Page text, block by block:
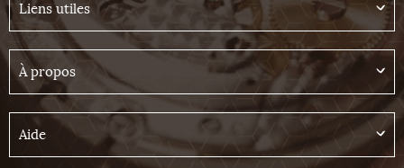
Liens utiles
À propos
Aide